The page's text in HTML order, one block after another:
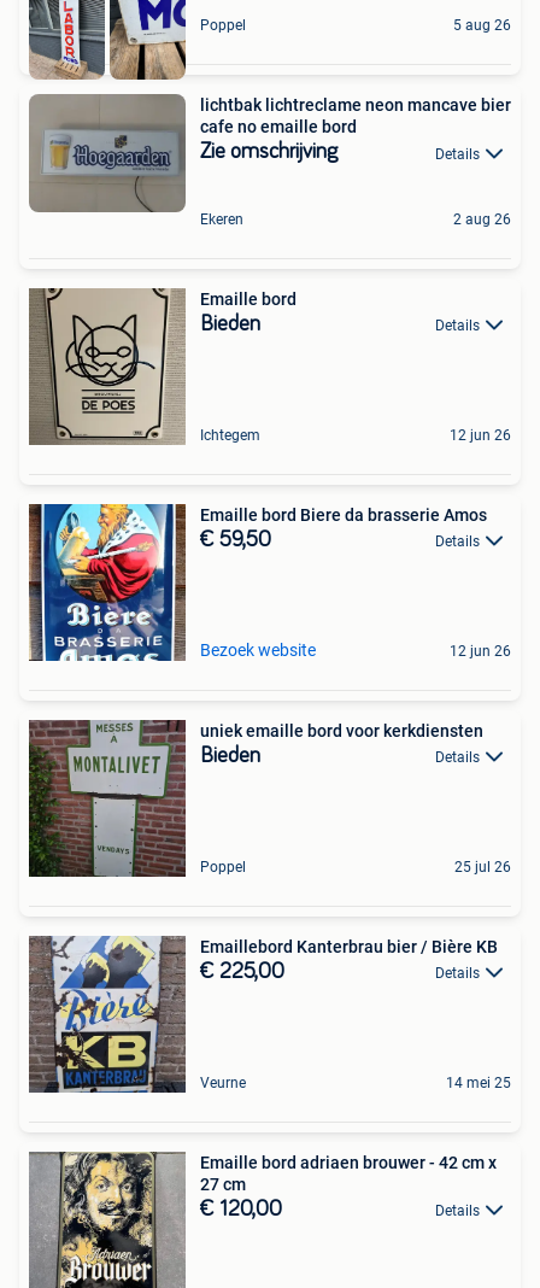
Poppel 5 aug 26
lichtbak lichtreclame neon mancave bier
cafe no emaille bord
Zie omschrijving Details
Ekeren 2 aug 26
Emaille bord
Bieden Details
Ichtegem 12 jun 26
Emaille bord Biere da brasserie Amos
€ 59,50 Details
Bezoek website 12 jun 26
uniek emaille bord voor kerkdiensten
Bieden Details
Poppel 25 jul 26
Emaillebord Kanterbrau bier / Bière KB
€ 225,00 Details
Veurne 14 mei 25
Emaille bord adriaen brouwer - 42 cm x
27 cm
€ 120,00 Details